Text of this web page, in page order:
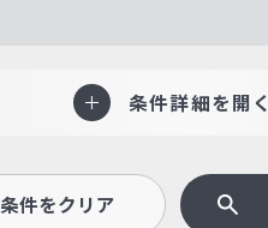
条件詳細を開く
条件をクリア